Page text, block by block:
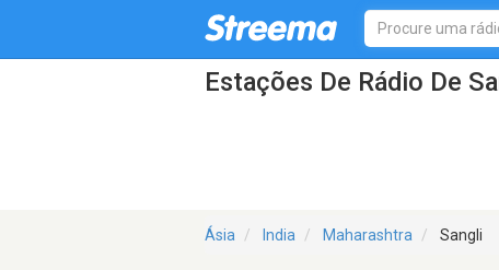
Estações De Rádio De
Ásia India Maharashtra Sangli